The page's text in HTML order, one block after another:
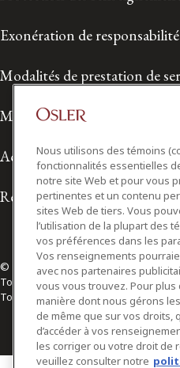
Exonération de responsabilité
Modalités de prestation de
Modalités d'utilisation
Accessibilité
Relations avec les médias
© 2026 Osler, Hoskin & Harcourt
Tous droits réservés
Toronto | Montréal | Calgary |
Nous utilisons des témoins
fonctionnalités essentielles
notre site Web et pour vous
pertinentes et un contenu
sites Web de tiers. Vous
l’utilisation de la plupart des
vos préférences dans les
Vos renseignements
avec nos partenaires
vous vous trouvez. Pour
manière dont nous gérons
de même que sur vos droits,
d’accéder à vos
les corriger ou votre droit de
veuillez consulter notre